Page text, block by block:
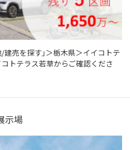
建売を探す」＞栃木県＞イイコトテ
トテラス若草からご確認くださ
示場